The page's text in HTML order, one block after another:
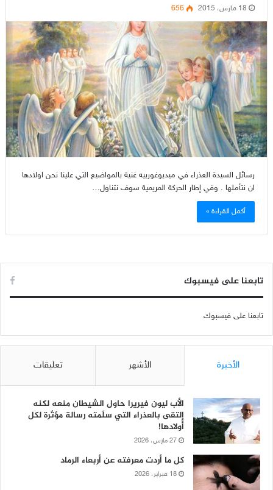
18 مارس، 2015 656
رسائل السيدة العذراء في ميديوغورييه غنية بالمواضيع التي علينا نحن اولادها
ان نتأملها . وفي إطار الحركة المريمية سوف نتناول…
أكمل القراءة »
تابعنا على فيسبوك
تابعنا على فيسبوك
الأخيرة الأشهر تعليقات
الأب ليون فيريرا حاول الشيطان منعه لكنه
إلتقى بالعذراء التي سلّمته رسالة مؤثّرة لكل
أولادها!
27 مارس، 2026
كل ما أردت معرفته عن أربعاء الرماد
18 فبراير، 2026